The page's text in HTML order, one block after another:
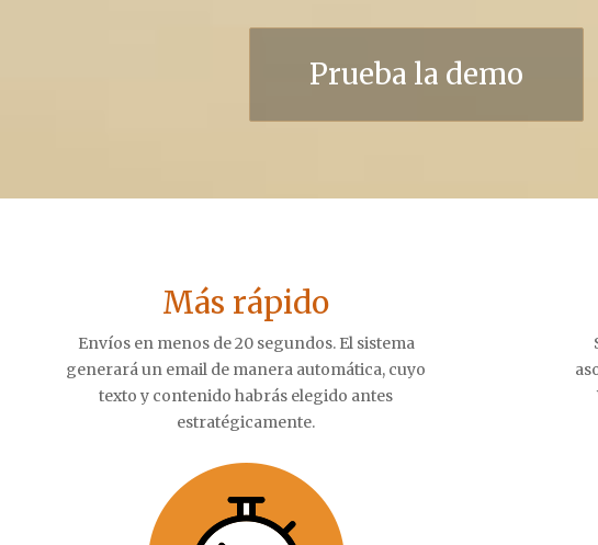
Prueba la demo
Más rápido
Envíos en menos de 20 segundos. El sistema
generará un email de manera automática, cuyo
texto y contenido habrás elegido antes
estratégicamente.